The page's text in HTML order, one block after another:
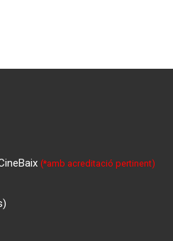
(*amb acreditació pertinent)